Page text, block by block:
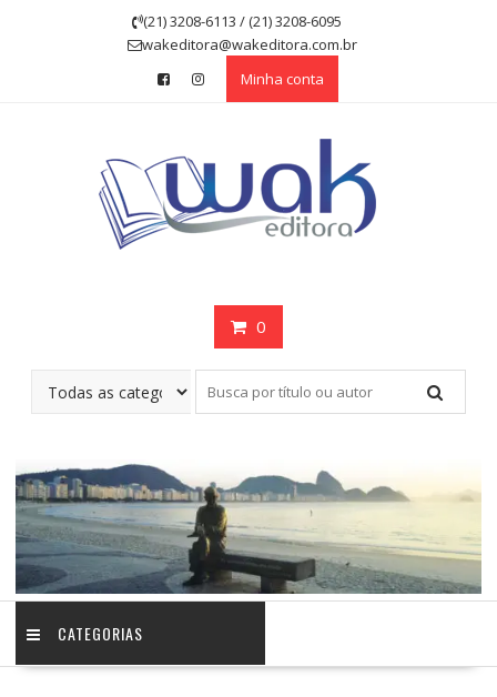
(21) 3208-6113 / (21) 3208-6095
wakeditora@wakeditora.com.br
Minha conta
0
CATEGORIAS